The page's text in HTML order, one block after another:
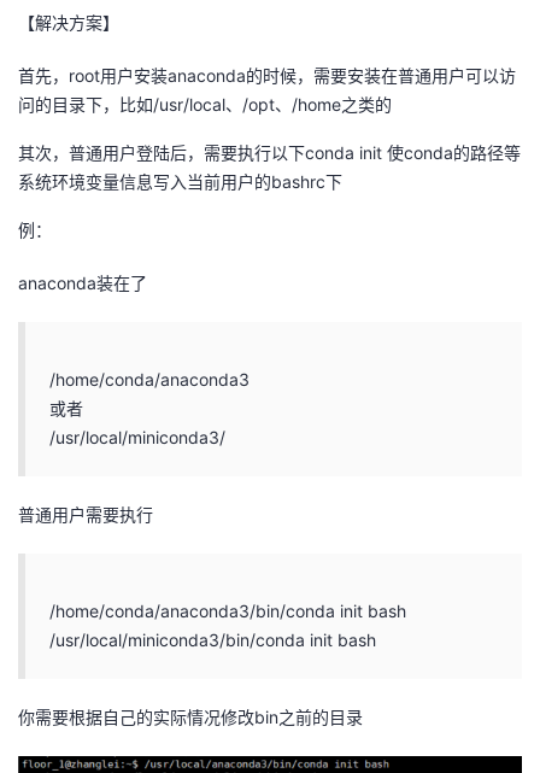
发
者
的
客
我
论
的
子
我
直
的
动
我
关
发
Programs
的
【解决方案】
首先，root用户安装anaconda的时候，需要安装在普通用户可以访
问的目录下，比如/usr/local、/opt、/home之类的
其次，普通用户登陆后，需要执行以下conda init 使conda的路径等
系统环境变量信息写入当前用户的bashrc下
例：
anaconda装在了
/home/conda/anaconda3
或者
/usr/local/miniconda3/
普通用户需要执行
/home/conda/anaconda3/bin/conda init bash
/usr/local/miniconda3/bin/conda init bash
你需要根据自己的实际情况修改bin之前的目录